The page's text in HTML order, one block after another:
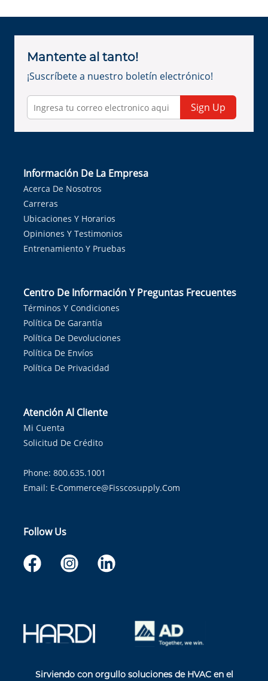
Mantente al tanto!
¡Suscríbete a nuestro boletín electrónico!
Sign Up
Información De La Empresa
Acerca De Nosotros
Carreras
Ubicaciones Y Horarios
Opiniones Y Testimonios
Entrenamiento Y Pruebas
Centro De Información Y Preguntas Frecuentes
Términos Y Condiciones
Política De Garantía
Política De Devoluciones
Política De Envíos
Política De Privacidad
Atención Al Cliente
Mi Cuenta
Solicitud De Crédito
Phone: 800.635.1001
Email: E-Commerce@fisscosupply.com
Follow Us
Sirviendo con orgullo soluciones de HVAC en el